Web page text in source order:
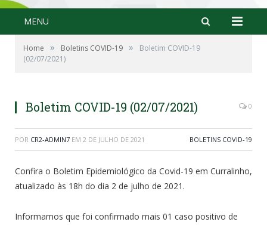
MENU
Home » Boletins COVID-19 »
Boletim COVID-19
(02/07/2021)
Boletim COVID-19 (02/07/2021) 0
POR CR2-ADMIN7 EM 2 DE JULHO DE 2021 BOLETINS COVID-19
Confira o Boletim Epidemiológico da Covid-19 em Curralinho,
atualizado às 18h do dia 2 de julho de 2021.
Informamos que foi confirmado mais 01 caso positivo de